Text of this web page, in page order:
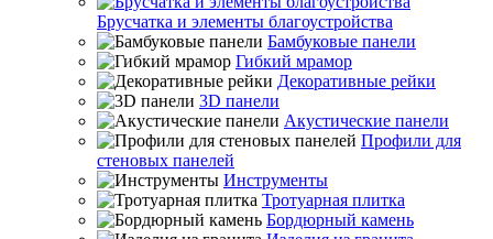
Брусчатка и элементы благоустройства
Бамбуковые панели
Гибкий мрамор
Декоративные рейки
3D панели
Акустические панели
Профили для
стеновых панелей
Инструменты
Тротуарная плитка
Бордюрный камень